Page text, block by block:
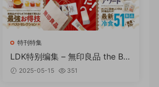
特刊特集
LDK特别编集 – 無印良品 the Be
st PDF
2025-05-15 351